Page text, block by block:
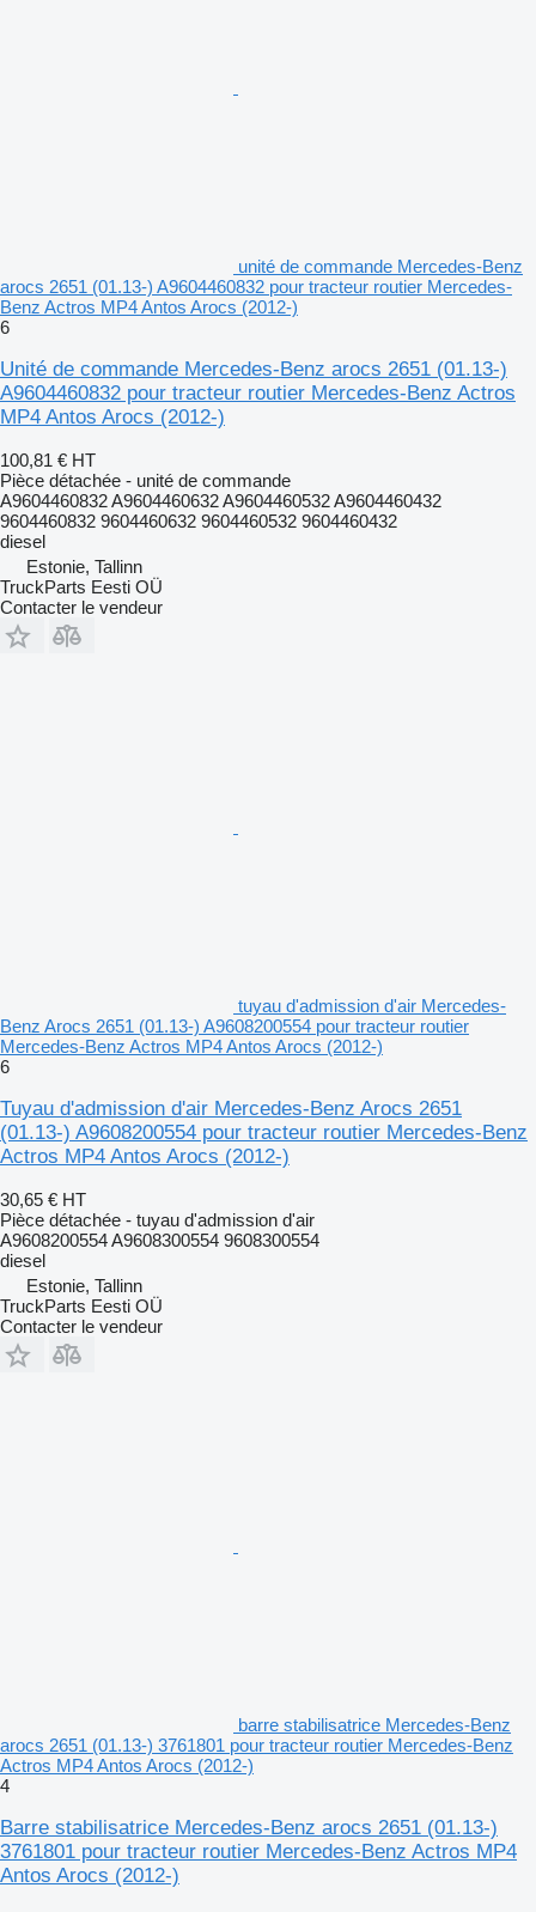
unité de commande Mercedes-Benz
arocs 2651 (01.13-) A9604460832 pour tracteur routier Mercedes-
Benz Actros MP4 Antos Arocs (2012-)
6
Unité de commande Mercedes-Benz arocs 2651 (01.13-)
A9604460832 pour tracteur routier Mercedes-Benz Actros
MP4 Antos Arocs (2012-)
100,81 € HT
Pièce détachée - unité de commande
A9604460832 A9604460632 A9604460532 A9604460432
9604460832 9604460632 9604460532 9604460432
diesel
Estonie, Tallinn
TruckParts Eesti OÜ
Contacter le vendeur
tuyau d'admission d'air Mercedes-
Benz Arocs 2651 (01.13-) A9608200554 pour tracteur routier
Mercedes-Benz Actros MP4 Antos Arocs (2012-)
6
Tuyau d'admission d'air Mercedes-Benz Arocs 2651
(01.13-) A9608200554 pour tracteur routier Mercedes-Benz
Actros MP4 Antos Arocs (2012-)
30,65 € HT
Pièce détachée - tuyau d'admission d'air
A9608200554 A9608300554 9608300554
diesel
Estonie, Tallinn
TruckParts Eesti OÜ
Contacter le vendeur
barre stabilisatrice Mercedes-Benz
arocs 2651 (01.13-) 3761801 pour tracteur routier Mercedes-Benz
Actros MP4 Antos Arocs (2012-)
4
Barre stabilisatrice Mercedes-Benz arocs 2651 (01.13-)
3761801 pour tracteur routier Mercedes-Benz Actros MP4
Antos Arocs (2012-)